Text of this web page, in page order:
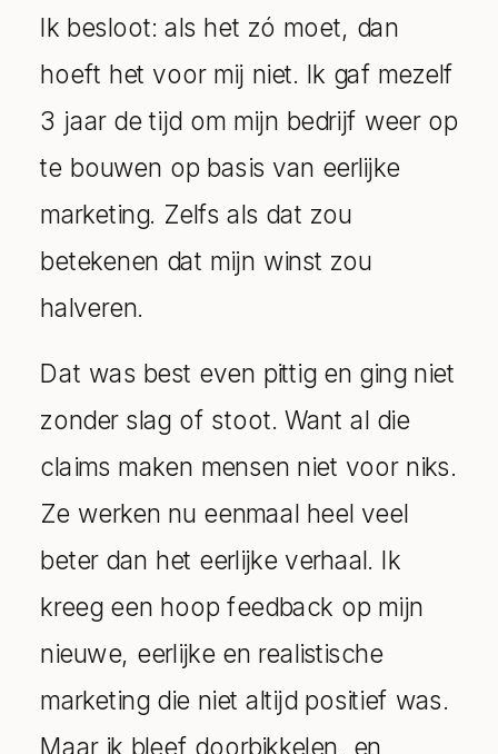
Ik besloot: als het zó moet, dan
hoeft het voor mij niet. Ik gaf mezelf
3 jaar de tijd om mijn bedrijf weer op
te bouwen op basis van eerlijke
marketing. Zelfs als dat zou
betekenen dat mijn winst zou
halveren.
Dat was best even pittig en ging niet
zonder slag of stoot. Want al die
claims maken mensen niet voor niks.
Ze werken nu eenmaal heel veel
beter dan het eerlijke verhaal. Ik
kreeg een hoop feedback op mijn
nieuwe, eerlijke en realistische
marketing die niet altijd positief was.
Maar ik bleef doorbikkelen, en